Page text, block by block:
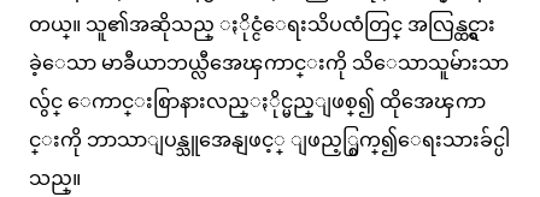
တယ္။ သူ၏အဆိုသည္ ႏိုင္ငံေရးသိပၸံတြင္ အလြန္ထင္ရွား
ခဲ့ေသာ မာခီယာဘယ္လီအေၾကာင္းကို သိေသာသူမ်ားသာ
လွ်င္ ေကာင္းစြာနားလည္ႏိုင္မည္ျဖစ္၍ ထိုအေၾကာ
င္းကို ဘာသာျပန္သူအေနျဖင့္ ျဖည့္စြက္၍ေရးသားခ်င္ပါ
သည္။